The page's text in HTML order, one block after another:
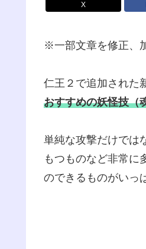
X
※一部文章を修正、
仁王２で追加された
おすすめの妖怪技（
単純な攻撃だけでは
もつものなど非常に
のできるものがいっ